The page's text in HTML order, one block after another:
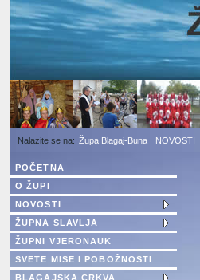
Župa Blagaj-Buna NOVOSTI
POČETNA
O ŽUPI
NOVOSTI
ŽUPNA SLAVLJA
ŽUPNI VJERONAUK
SVETE MISE I POBOŽNOSTI
BLAGAJSKA CRKVA